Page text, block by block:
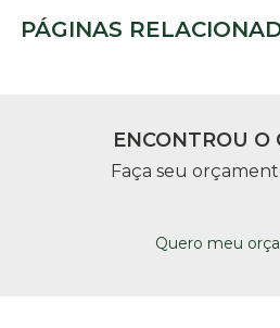
PÁGINAS
ENCONTROU O
Faça seu
Quero meu